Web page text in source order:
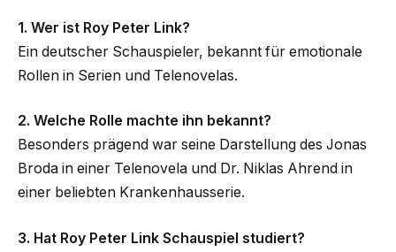
1. Wer ist Roy Peter Link?
Ein deutscher Schauspieler, bekannt für emotionale
Rollen in Serien und Telenovelas.
2. Welche Rolle machte ihn bekannt?
Besonders prägend war seine Darstellung des Jonas
Broda in einer Telenovela und Dr. Niklas Ahrend in
einer beliebten Krankenhausserie.
3. Hat Roy Peter Link Schauspiel studiert?